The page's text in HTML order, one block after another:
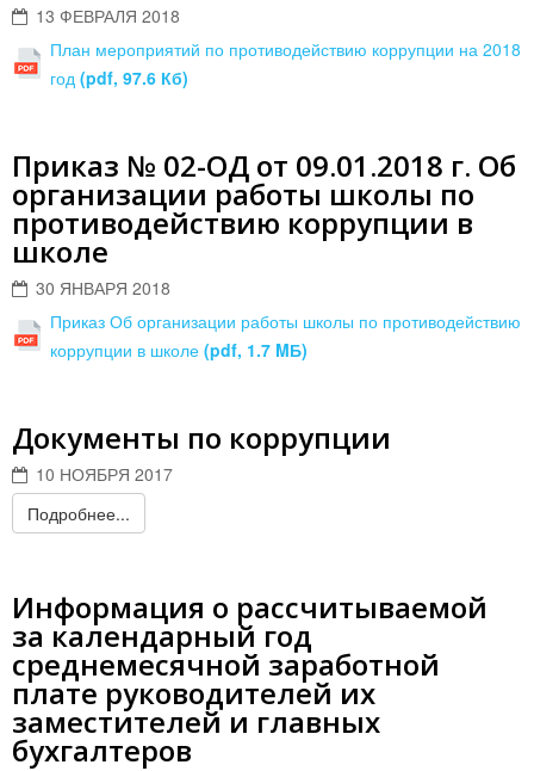
13 ФЕВРАЛЯ 2018
План мероприятий по противодействию коррупции на 2018
год (pdf, 97.6 Кб)
Приказ № 02-ОД от 09.01.2018 г. Об
организации работы школы по
противодействию коррупции в
школе
30 ЯНВАРЯ 2018
Приказ Об организации работы школы по противодействию
коррупции в школе (pdf, 1.7 MБ)
Документы по коррупции
10 НОЯБРЯ 2017
Подробнее...
Информация о рассчитываемой
за календарный год
среднемесячной заработной
плате руководителей их
заместителей и главных
бухгалтеров